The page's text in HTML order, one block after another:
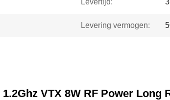
Levertijd:
Levering vermogen:
VTX 8W RF Power